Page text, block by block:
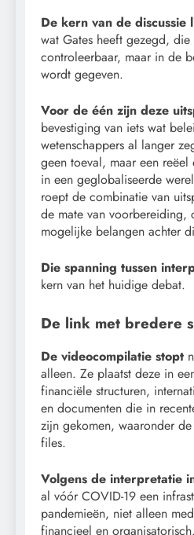
De kern van de discussie
wat Gates heeft gezegd,
controleerbaar, maar in de
wordt gegeven.
Voor de één zijn deze
bevestiging van iets wat
wetenschappers al langer
geen toeval, maar een
in een geglobaliseerde
roept de combinatie van
de mate van voorbereiding,
mogelijke belangen achter
Die spanning tussen
kern van het huidige debat.
De link met bredere
De videocompilatie stopt
alleen. Ze plaatst deze in
financiële structuren,
en documenten die in
zijn gekomen, waaronder
files.
Volgens de interpretatie
al vóór COVID-19 een
pandemieën, niet alleen
financieel en